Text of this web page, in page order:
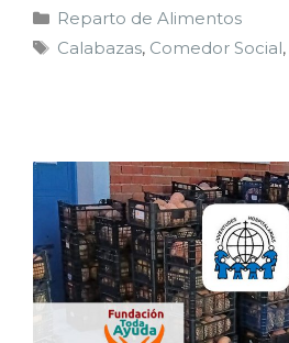
Reparto de Alimentos
Calabazas, Comedor Social,